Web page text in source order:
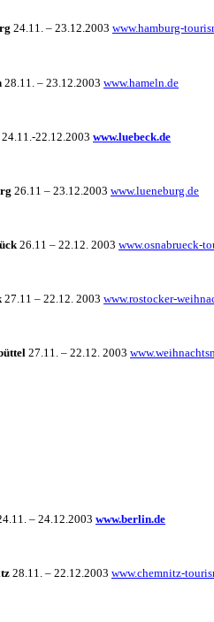
24.11. – 23.12.2003 www.hamburg-
28.11. – 23.12.2003 www.hameln.de
24.11.-22.12.2003 www.luebeck.de
26.11 – 23.12.2003 www.lueneburg.de
26.11 – 22.12. 2003 www.osnabrueck-
27.11 – 22.12. 2003 www.rostocker-
27.11. – 22.12. 2003
– 24.12.2003 www.berlin.de
28.11. – 22.12.2003 www.chemnitz-